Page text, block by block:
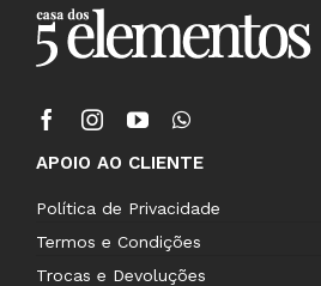
APOIO AO CLIENTE
Política de Privacidade
Termos e Condições
Trocas e Devoluções